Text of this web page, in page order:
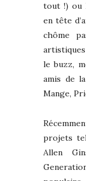
tout !) ou
en tête
chôme
le buzz,
amis de
Mange,
projets
Allen